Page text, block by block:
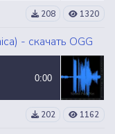
208 1320
- скачать OGG
0:00
202 1162